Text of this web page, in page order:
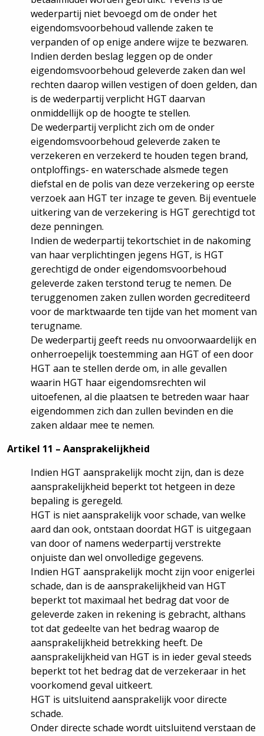
wederpartij niet bevoegd om de onder het
eigendomsvoorbehoud vallende zaken te
verpanden of op enige andere wijze te bezwaren.
Indien derden beslag leggen op de onder
eigendomsvoorbehoud geleverde zaken dan wel
rechten daarop willen vestigen of doen gelden, dan
is de wederpartij verplicht HGT daarvan
onmiddellijk op de hoogte te stellen.
De wederpartij verplicht zich om de onder
eigendomsvoorbehoud geleverde zaken te
verzekeren en verzekerd te houden tegen brand,
ontploffings- en waterschade alsmede tegen
diefstal en de polis van deze verzekering op eerste
verzoek aan HGT ter inzage te geven. Bij eventuele
uitkering van de verzekering is HGT gerechtigd tot
deze penningen.
Indien de wederpartij tekortschiet in de nakoming
van haar verplichtingen jegens HGT, is HGT
gerechtigd de onder eigendomsvoorbehoud
geleverde zaken terstond terug te nemen. De
teruggenomen zaken zullen worden gecrediteerd
voor de marktwaarde ten tijde van het moment van
terugname.
De wederpartij geeft reeds nu onvoorwaardelijk en
onherroepelijk toestemming aan HGT of een door
HGT aan te stellen derde om, in alle gevallen
waarin HGT haar eigendomsrechten wil
uitoefenen, al die plaatsen te betreden waar haar
eigendommen zich dan zullen bevinden en die
zaken aldaar mee te nemen.
Artikel 11 – Aansprakelijkheid
Indien HGT aansprakelijk mocht zijn, dan is deze
aansprakelijkheid beperkt tot hetgeen in deze
bepaling is geregeld.
HGT is niet aansprakelijk voor schade, van welke
aard dan ook, ontstaan doordat HGT is uitgegaan
van door of namens wederpartij verstrekte
onjuiste dan wel onvolledige gegevens.
Indien HGT aansprakelijk mocht zijn voor enigerlei
schade, dan is de aansprakelijkheid van HGT
beperkt tot maximaal het bedrag dat voor de
geleverde zaken in rekening is gebracht, althans
tot dat gedeelte van het bedrag waarop de
aansprakelijkheid betrekking heeft. De
aansprakelijkheid van HGT is in ieder geval steeds
beperkt tot het bedrag dat de verzekeraar in het
voorkomend geval uitkeert.
HGT is uitsluitend aansprakelijk voor directe
schade.
Onder directe schade wordt uitsluitend verstaan de